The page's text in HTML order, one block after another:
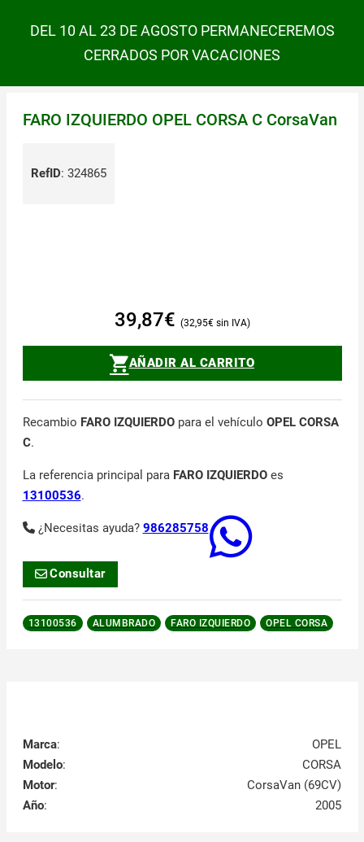
DEL 10 AL 23 DE AGOSTO PERMANECEREMOS
CERRADOS POR VACACIONES
FARO IZQUIERDO OPEL CORSA C CorsaVan
RefID: 324865
39,87€ 32,95€
AÑADIR AL CARRITO
Recambio FARO IZQUIERDOpara el vehículo OPEL CORSA
C.
La referencia principal para FARO IZQUIERDOes
13100536.
¿Necesitas ayuda? 986285758
Consultar
13100536 ALUMBRADO FARO IZQUIERDO OPEL CORSA
Marca:
OPEL
Modelo:
CORSA
Motor:
CorsaVan (69CV)
Año: 2005